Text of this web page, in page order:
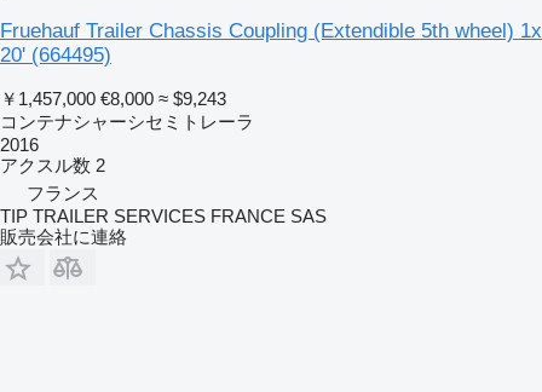
Fruehauf Trailer Chassis Coupling (Extendible 5th wheel) 1x
20' (664495)
￥1,457,000 €8,000 ≈ $9,243
コンテナシャーシセミトレーラ
2016
アクスル数 2
フランス
TIP TRAILER SERVICES FRANCE SAS
販売会社に連絡